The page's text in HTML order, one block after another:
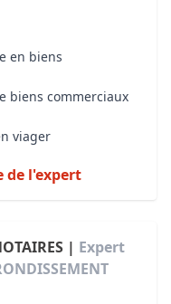
en biens
biens commerciaux
viager
de l'expert
| Expert